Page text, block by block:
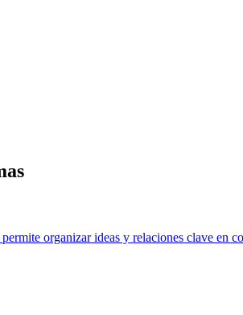
organizar ideas y relaciones clave en